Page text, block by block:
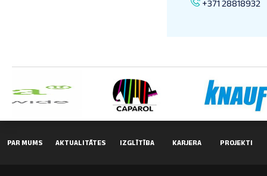
+371 28818932
PAR MUMS AKTUALITĀTES IZGLĪTĪBA KARJERA PROJEKTI